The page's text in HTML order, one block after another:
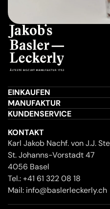
EINKAUFEN
MANUFAKTUR
KUNDENSERVICE
KONTAKT
Karl Jakob Nachf. von J.J.
St. Johanns-Vorstadt 47
4056 Basel
Tel.:+41 61 322 08 18
Mail: info@baslerleckerly.ch